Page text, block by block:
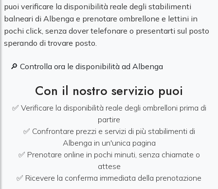
puoi verificare la disponibilità reale degli stabilimenti
balneari di Albenga e prenotare ombrellone e lettini in
pochi click, senza dover telefonare o presentarti sul posto
sperando di trovare posto.
🔎 Controlla ora le disponibilità ad Albenga
Con il nostro servizio puoi
✅ Verificare la disponibilità reale degli ombrelloni prima di
partire
✅ Confrontare prezzi e servizi di più stabilimenti di
Albenga in un'unica pagina
✅ Prenotare online in pochi minuti, senza chiamate o
attese
✅ Ricevere la conferma immediata della prenotazione